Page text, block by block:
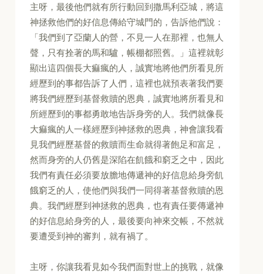
主呀，最後他們就有所行動回到撒馬利亞城，將這
神拯救他們的好信息傳給守城門的，告訴他們說：
「我們到了亞蘭人的營，不見一人在那裡，也無人
聲，只有拴著的馬和驢，帳棚都照舊。」這裡就彰
顯出這四個長大痲瘋的人，誠實地將他們所看見所
經歷到的事都告訴了人們，這裡也就預表著我們要
將我們經歷到基督救贖的恩典，誠實地將所看見和
所經歷到的事都勇敢地告訴身旁的人。我們就像長
大痲瘋的人一樣經歷到神拯救的恩典，神會讓我看
見我們經歷基督的救贖而生命就得著飽足和富足，
然而身旁的人仍舊是深陷在飢餓和窮乏之中，因此
我們有責任必須要放膽地傳遞神的好信息給身旁飢
餓窮乏的人，使他們與我們一同得著基督救贖的恩
典。我們經歷到神拯救的恩典，也有責任要傳遞神
的好信息給身旁的人，最後要向神來交帳，不然就
要遭受到神的審判，就有禍了。
主呀，你讓我看見如今我們面對世上的挑戰，就像